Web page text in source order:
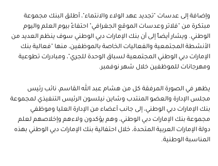
وإضافة إلى عدسات "تجديد عهد الولاء والانتماء"، أطلق البنك مجموعة
مبتكرة من "فلاتر وعدسات الموقع الجغرافي" احتفاءً بيوم العلم واليوم
الوطني. ويشار أيضاً إلى أن بنك الإمارات دبي الوطني سوف ينظم العديد من
الأنشطة المجتمعية والفعاليات الخاصة بالموظفين، منها "فعالية بنك
الإمارات دبي الوطني المجتمعية لسباق الوحدة للجري"، ومبادرات تطوعية
ومهرجانات للموظفين خلال شهر نوفمبر.
يظهر في الصورة المرفقة كل من هشام عبد الله القاسم، نائب رئيس
مجلس الإدارة والعضو المنتدب وشاين نيلسون الرئيس التنفيذي لمجموعة
بنك الإمارات دبي الوطني، إلى جانب أعضاء من الإدارة العليا وموظفي
مجموعة بنك الإمارات دبي الوطني، وهم يؤكدون ولاءهم وإخلاصهم لعلم
دولة الإمارات العربية المتحدة، خلال احتفالية بنك الإمارات دبي الوطني بهذه
المناسبة الوطنية.